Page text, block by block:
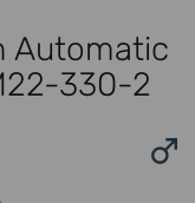
Automatic
330-2